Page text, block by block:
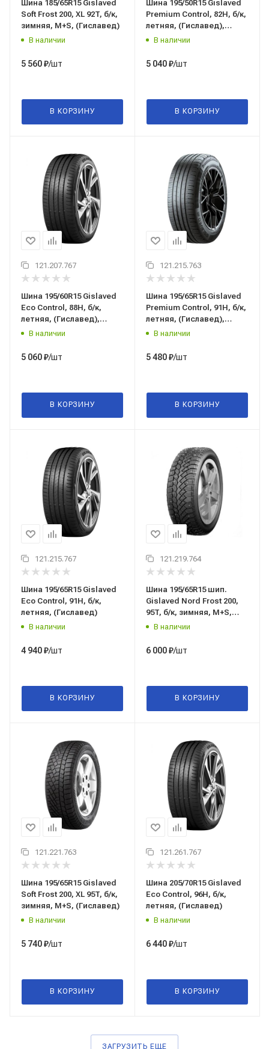
Шина 185/65R15 Gislaved
Soft Frost 200, XL 92T, б/к,
зимняя, M+S, (Гиславед)
В наличии
5 560₽/шт
В КОРЗИНУ
Шина 195/50R15 Gislaved
Premium Control, 82H, б/к,
летняя, (Гиславед),
Россия
В наличии
5 040₽/шт
В КОРЗИНУ
121.207.767
Шина 195/60R15 Gislaved
Eco Control, 88H, б/к,
летняя, (Гиславед),
Россия
В наличии
5 060₽/шт
В КОРЗИНУ
121.215.763
Шина 195/65R15 Gislaved
Premium Control, 91H, б/к,
летняя, (Гиславед),
Россия
В наличии
5 480₽/шт
В КОРЗИНУ
121.215.767
Шина 195/65R15 Gislaved
Eco Control, 91H, б/к,
летняя, (Гиславед)
В наличии
4 940₽/шт
В КОРЗИНУ
121.219.764
Шина 195/65R15 шип.
Gislaved Nord Frost 200,
95T, б/к, зимняя, M+S,
(Гиславед)
В наличии
6 000₽/шт
В КОРЗИНУ
121.221.763
Шина 195/65R15 Gislaved
Soft Frost 200, XL 95T, б/к,
зимняя, M+S, (Гиславед)
В наличии
5 740₽/шт
В КОРЗИНУ
121.261.767
Шина 205/70R15 Gislaved
Eco Control, 96H, б/к,
летняя, (Гиславед)
В наличии
6 440₽/шт
В КОРЗИНУ
ЗАГРУЗИТЬ ЕЩЕ